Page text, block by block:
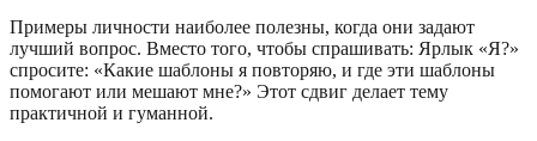
Примеры личности наиболее полезны, когда они задают
лучший вопрос. Вместо того, чтобы спрашивать: Ярлык «Я?»
спросите: «Какие шаблоны я повторяю, и где эти шаблоны
помогают или мешают мне?» Этот сдвиг делает тему
практичной и гуманной.